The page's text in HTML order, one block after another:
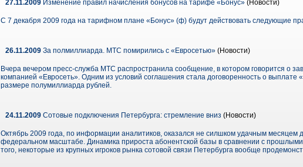
27.11.2009 Изменение правил начисления бонусов на тарифе «Бонус» (Новости)
С 7 декабря 2009 года на тарифном плане «Бонус» (ф) будут действовать следующие
26.11.2009 За полмиллиарда. МТС помирились с «Евросетью» (Новости)
Вчера вечером пресс-служба МТС распространила сообщение, в котором говорится о
компанией «Евросеть». Одним из условий соглашения стала договоренность о выплате
размере полумиллиарда рублей.
24.11.2009 Сотовые подключения Петербурга: стремление вниз (Новости)
Октябрь 2009 года, по информации аналитиков, оказался не силшком удачным месяцем
федеральном масштабе. Динамика прироста абонентской базы в сравнении с
того, некоторые из крупных игроков рынка сотовой связи Петербурга вообще